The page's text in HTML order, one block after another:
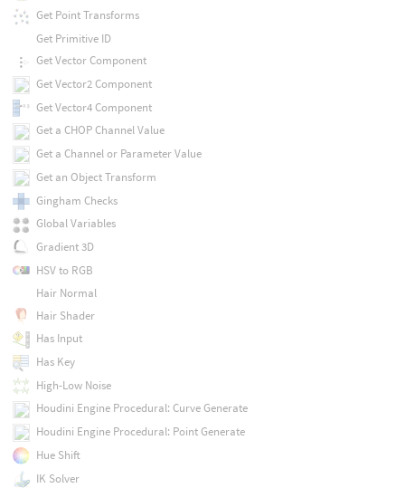
Get Point Transforms
Get Primitive ID
Get Vector Component
Get Vector2 Component
Get Vector4 Component
Get a CHOP Channel Value
Get a Channel or Parameter Value
Get an Object Transform
Gingham Checks
Global Variables
Gradient 3D
HSV to RGB
Hair Normal
Hair Shader
Has Input
Has Key
High-Low Noise
Houdini Engine Procedural: Curve Generate
Houdini Engine Procedural: Point Generate
Hue Shift
IK Solver